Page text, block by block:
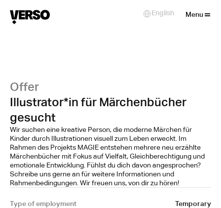
Offer
Illustrator*in für Märchenbücher
gesucht
Wir suchen eine kreative Person, die moderne Märchen für
Kinder durch Illustrationen visuell zum Leben erweckt. Im
Rahmen des Projekts MAGIE entstehen mehrere neu erzählte
Märchenbücher mit Fokus auf Vielfalt, Gleichberechtigung und
emotionale Entwicklung. Fühlst du dich davon angesprochen?
Schreibe uns gerne an für weitere Informationen und
Rahmenbedingungen. Wir freuen uns, von dir zu hören!
Type of employment Temporary
Menu
Select Language
English